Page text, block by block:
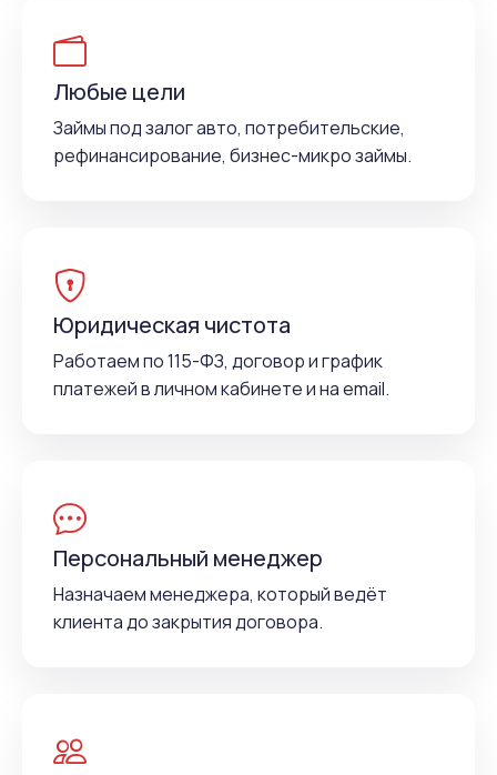
Любые цели
Займы под залог авто, потребительские,
рефинансирование, бизнес-микро займы.
Юридическая чистота
Работаем по 115-ФЗ, договор и график
платежей в личном кабинете и на email.
Персональный менеджер
Назначаем менеджера, который ведёт
клиента до закрытия договора.